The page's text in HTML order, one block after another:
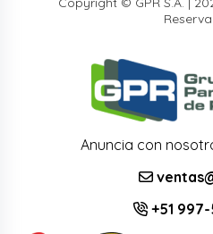
Anuncia con
+51